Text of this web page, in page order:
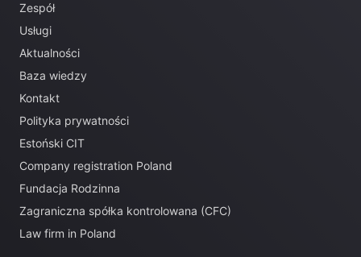
Zespół
Usługi
Aktualności
Baza wiedzy
Kontakt
Polityka prywatności
Estoński CIT
Company registration Poland
Fundacja Rodzinna
Zagraniczna spółka kontrolowana (CFC)
Law firm in Poland